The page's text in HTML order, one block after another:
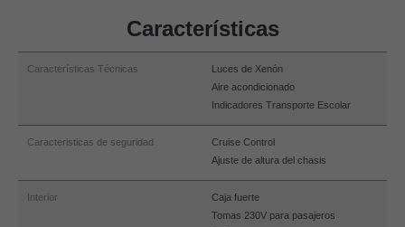
Características
Características Técnicas
Luces de Xenón
Aire acondicionado
Indicadores Transporte Escolar
Caracteristicas de seguridad
Cruise Control
Ajuste de altura del chasis
Interior
Caja fuerte
Tomas 230V para pasajeros